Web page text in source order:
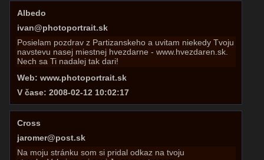
Albedo
ivan@photoportrait.sk
Posielam pozdrav z Partizanskeho a uvitam niekedy Tvoju
navstevu nasej miestnej hvezdarne - www.hvezdaren.sk.
Nech sa Ti nadalej tak dari!
Web: www.photoportrait.sk
V čase: 2008-02-12 10:02:17
Cross
jaromer@post.sk
Na moju stránku som si pridal odkaz na tvoju